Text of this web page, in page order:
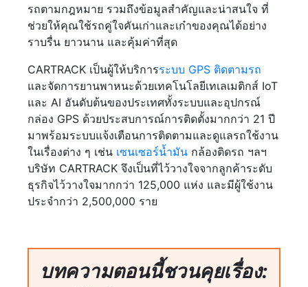
รถตามกฎหมาย รวมถึงข้อมูลสำคัญและน่าสนใจ ที่
ช่วยให้คุณใช้รถคู่ใจคันเก่าและเก๋าของคุณได้อย่าง
ราบรื่น ยาวนาน และคุ้มค่าที่สุด
CARTRACK เป็นผู้ให้บริการระบบ GPS ติดตามรถ
และจัดการยานพาหนะด้วยเทคโนโลยีเทเลเมติกส์ IoT
และ AI อันดับต้นของประเทศทั้งระบบและอุปกรณ์
กล่อง GPS ด้วยประสบการณ์การติดตั้งมากกว่า 21 ปี
มาพร้อมระบบแจ้งเตือนการติดตามและดูแลรถใช้งาน
ในเรื่องต่าง ๆ เช่น เซนเซอร์น้ำมัน กล้องติดรถ ฯลฯ
บริษัท CARTRACK จึงเป็นที่ไว้วางใจจากลูกค้าระดับ
ธุรกิจไว้วางใจมากกว่า 125,000 แห่ง และมีผู้ใช้งาน
ประจำกว่า 2,500,000 ราย
บทความตอนนี้ชวนคุยเรื่อง: